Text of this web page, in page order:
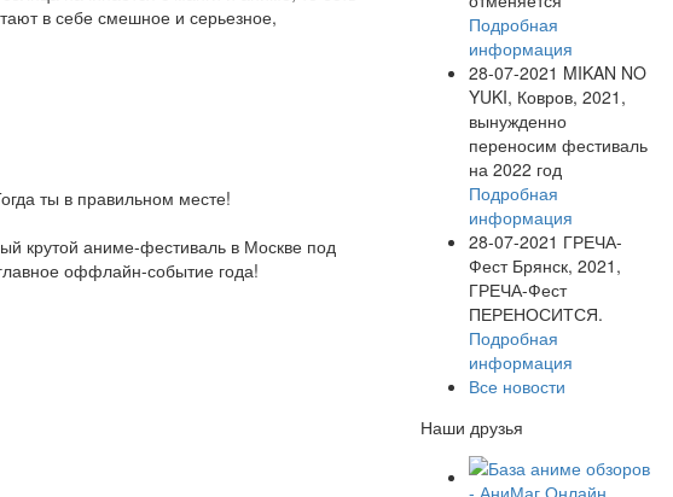
в себе смешное и серьезное,
ты в правильном месте!
крутой аниме-фестиваль в Москве под
оффлайн-событие года!
Подробная
информация
28-07-2021 MIKAN NO
YUKI, Ковров, 2021,
вынужденно
переносим фестиваль
на 2022 год
Подробная
информация
28-07-2021 ГРЕЧА-
Фест Брянск, 2021,
ГРЕЧА-Фест
ПЕРЕНОСИТСЯ.
Подробная
информация
Все новости
Наши друзья